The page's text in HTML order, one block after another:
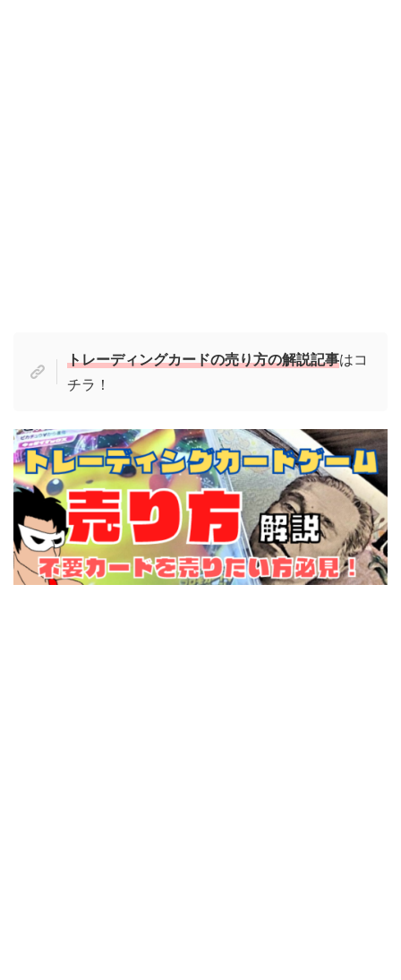
トレーディングカードの売り方の解説記事はコ
チラ！